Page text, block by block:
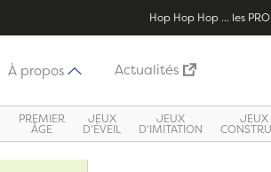
Hop Hop Hop ... les
À propos Actualités
PREMIER
ÂGE
JEUX
D'ÉVEIL
JEUX
D'IMITATION
JEUX